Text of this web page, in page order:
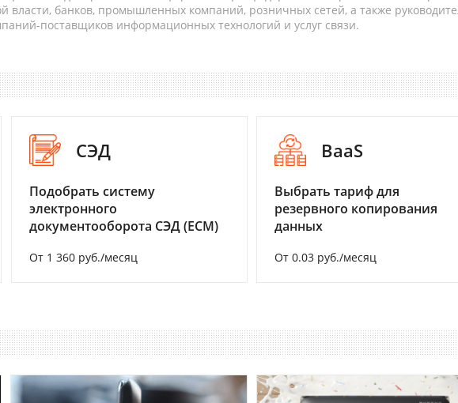
власти, банков, промышленных компаний, розничных сетей, а также
поставщиков информационных технологий и услуг связи.
СЭД
Подобрать систему
электронного
документооборота СЭД (ECM)
От 1 360 руб./месяц
BaaS
Выбрать тариф для
резервного копирования
данных
От 0.03 руб./месяц